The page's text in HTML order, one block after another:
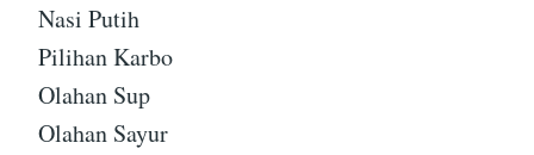
Nasi Putih
Pilihan Karbo
Olahan Sup
Olahan Sayur